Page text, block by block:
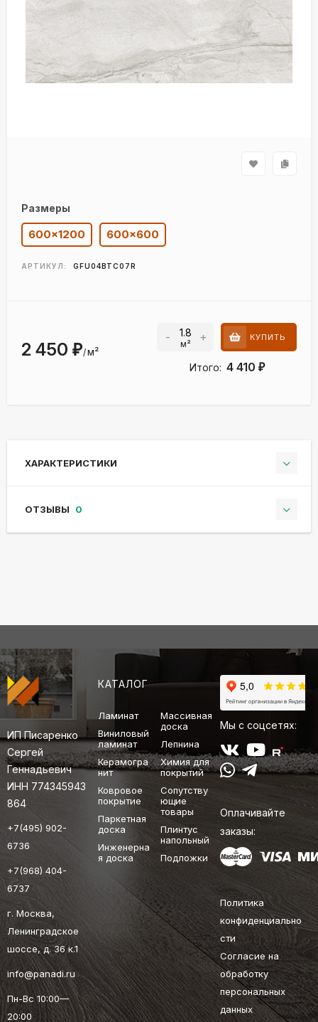
Размеры
600×1200 600×600
АРТИКУЛ: GFU04BTC07R
2 450 ₽/м²
- м² + КУПИТЬ
Итого: 4 410 ₽
ХАРАКТЕРИСТИКИ
ОТЗЫВЫ 0
ИП Писаренко
Сергей
Геннадьевич
ИНН 774345943
864
+7(495) 902-
6736
+7(968) 404-
6737
г. Москва,
Ленинградское
шоссе, д. 36 к.1
info@panadi.ru
Пн-Вс 10:00—
20:00
КАТАЛОГ
Ламинат
Виниловый
ламинат
Керамогра
нит
Ковровое
покрытие
Паркетная
доска
Инженерна
я доска
Массивная
доска
Лепнина
Химия для
покрытий
Сопутству
ющие
товары
Плинтус
напольный
Подложки
Мы с соцсетях:
Оплачивайте
заказы:
Политика
конфиденциально
сти
Согласие на
обработку
персональных
данных